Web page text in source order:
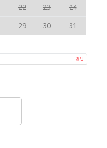
22 23
24
29 30 31
ลบ